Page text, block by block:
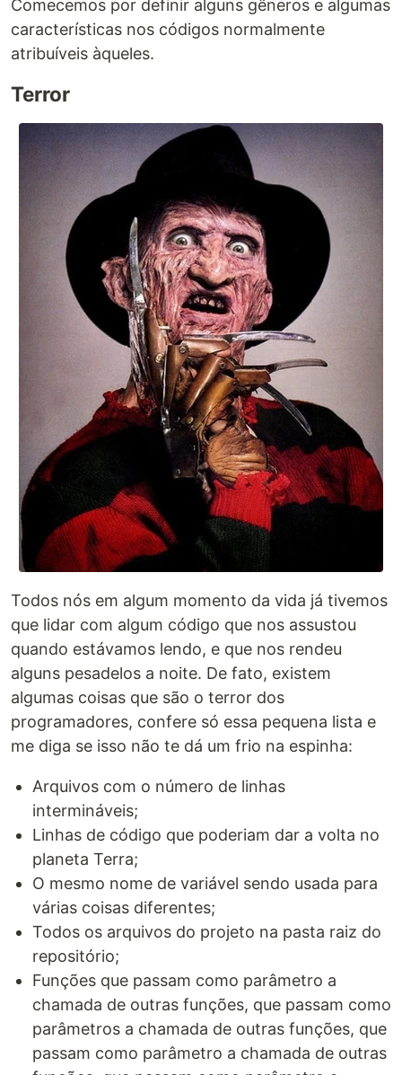
Comecemos por definir alguns gêneros e algumas
características nos códigos normalmente
atribuíveis àqueles.
Terror
Todos nós em algum momento da vida já tivemos
que lidar com algum código que nos assustou
quando estávamos lendo, e que nos rendeu
alguns pesadelos a noite. De fato, existem
algumas coisas que são o terror dos
programadores, confere só essa pequena lista e
me diga se isso não te dá um frio na espinha:
Arquivos com o número de linhas
intermináveis;
Linhas de código que poderiam dar a volta no
planeta Terra;
O mesmo nome de variável sendo usada para
várias coisas diferentes;
Todos os arquivos do projeto na pasta raiz do
repositório;
Funções que passam como parâmetro a
chamada de outras funções, que passam como
parâmetros a chamada de outras funções, que
passam como parâmetro a chamada de outras